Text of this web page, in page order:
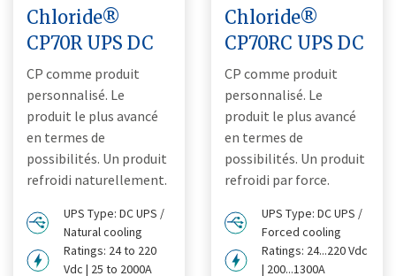
Chloride®
CP70R UPS DC
CP comme produit
personnalisé. Le
produit le plus avancé
en termes de
possibilités. Un produit
refroidi naturellement.
UPS Type: DC UPS /
Natural cooling
Ratings: 24 to 220
Vdc | 25 to 2000A
Chloride®
CP70RC UPS DC
CP comme produit
personnalisé. Le
produit le plus avancé
en termes de
possibilités. Un produit
refroidi par force.
UPS Type: DC UPS /
Forced cooling
Ratings: 24...220 Vdc
| 200...1300A